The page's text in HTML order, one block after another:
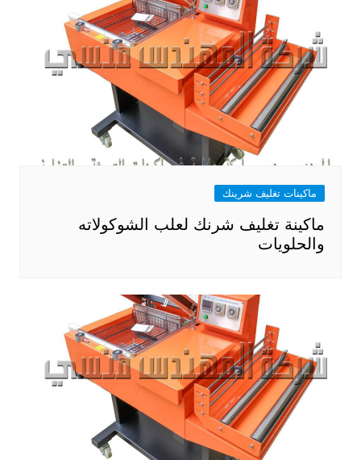
ماكينات تغليف شرينك
ماكينة تغليف شرنك لعلب الشوكولاته
والحلويات